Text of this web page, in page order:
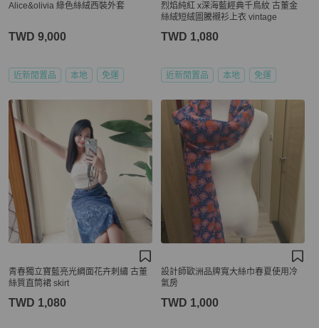
Alice&olivia 綠色絲絨西裝外套
TWD 9,000
近新閒置品 本地 免運
烈焰純紅 x深海藍經典千鳥紋 古董金
絲絨短絨圖騰襯衫上衣 vintage
TWD 1,080
近新閒置品 本地 免運
青春獨立寶藍亮光綢面花卉刺繡 古董
絲質直筒裙 skirt
TWD 1,080
設計師歐洲品牌寬大絲巾春夏使用冷
氣房
TWD 1,000